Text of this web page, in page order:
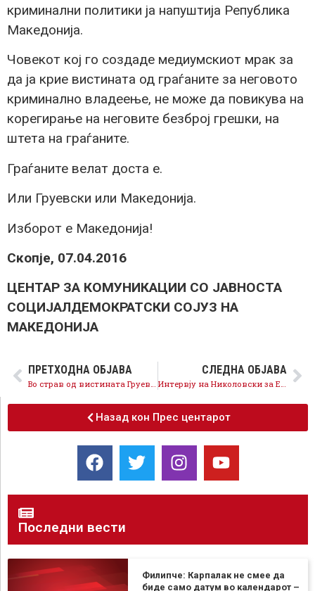
криминални политики ја напуштија Република
Македонија.
Човекот кој го создаде медиумскиот мрак за
да ја крие вистината од граѓаните за неговото
криминално владеење, не може да повикува на
корегирање на неговите безброј грешки, на
штета на граѓаните.
Граѓаните велат доста е.
Или Груевски или Македонија.
Изборот е Македонија!
Скопје, 07.04.2016
ЦЕНТАР ЗА КОМУНИКАЦИИ СО ЈАВНОСТА
СОЦИЈАЛДЕМОКРАТСКИ СОЈУЗ НА
МАКЕДОНИЈА
ПРЕТХОДНА ОБЈАВА СЛЕДНА ОБЈАВА
Назад кон Прес центарот
Последни вести
Филипче: Карпалак не смее да
биде само датум во календарот –